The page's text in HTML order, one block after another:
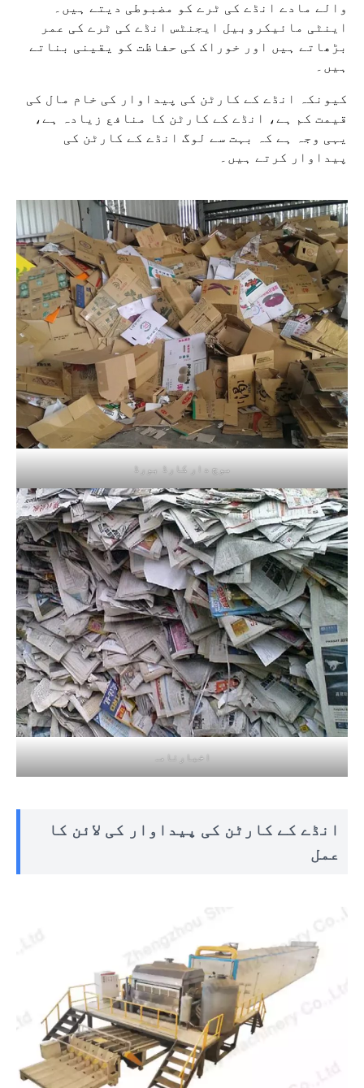
والے مادے انڈے کی ٹرے کو مضبوطی دیتے ہیں۔
اینٹی مائیکروبیل ایجنٹس انڈے کی ٹرے کی عمر
بڑھاتے ہیں اور خوراک کی حفاظت کو یقینی بناتے
ہیں۔
کیونکہ انڈے کے کارٹن کی پیداوار کی خام مال کی
قیمت کم ہے، انڈے کے کارٹن کا منافع زیادہ ہے،
یہی وجہ ہے کہ بہت سے لوگ انڈے کے کارٹن کی
پیداوار کرتے ہیں۔
موج دار کارڈ بورڈ
اخبارنامہ
انڈے کے کارٹن کی پیداوار کی لائن کا
عمل